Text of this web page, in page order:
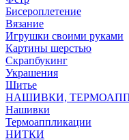
Бисероплетение
Вязание
Игрушки своими руками
Картины шерстью
Скрапбукинг
Украшения
Шитье
НАШИВКИ,
Нашивки
Термоаппликации
НИТКИ